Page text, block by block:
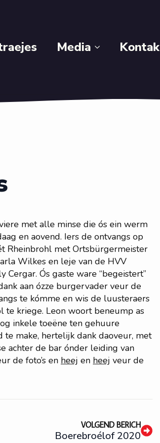
Media Kontak
met alle minse die ós ein werm
en aovend. Iers de ontvangs op
Rheinbrohl met Ortsbürgermeister
Wilkes en leje van de HVV
Cergar. Ós gaste ware “begeistert”
aan ózze burgervader veur de
te kómme en wis de luusteraers
te kriege. Leon woort beneump as
inkele toeëne ten gehuure
te make, hertelijk dank daoveur, met
achter de bar ónder leiding van
de foto’s en heej en heej veur de
VOLGEND BERICH
Boerebroélof 2020